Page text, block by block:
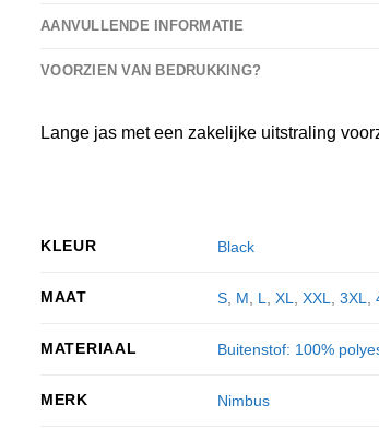
AANVULLENDE INFORMATIE
VOORZIEN VAN BEDRUKKING?
Lange jas met een zakelijke uitstraling
KLEUR Black
MAAT S M L ,XL ,XXL ,3XL ,
MATERIAAL Buitenstof: 100%
MERK Nimbus